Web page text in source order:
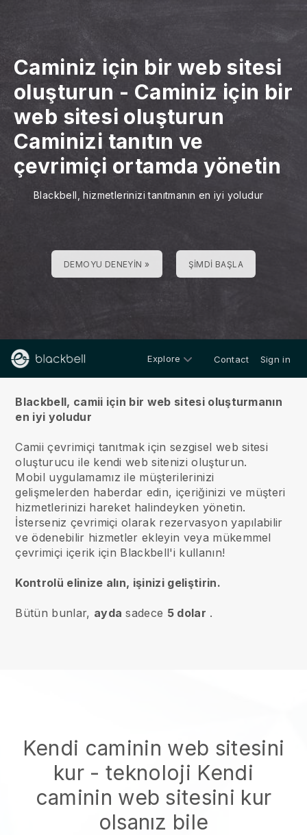
Caminiz için bir web sitesi
oluşturun - Caminiz için bir
web sitesi oluşturun
Caminizi tanıtın ve
çevrimiçi ortamda yönetin
Blackbell, hizmetlerinizi tanıtmanın en iyi yoludur
DEMOYU DENEYIN » ŞIMDI BAŞLA
Explore Contact Sign in
Blackbell, camii için bir web sitesi oluşturmanın
en iyi yoludur
Camii çevrimiçi tanıtmak için sezgisel web sitesi
oluşturucu ile kendi web sitenizi oluşturun.
Mobil uygulamamız ile müşterilerinizi
gelişmelerden haberdar edin, içeriğinizi ve müşteri
hizmetlerinizi hareket halindeyken yönetin.
İsterseniz çevrimiçi olarak rezervasyon yapılabilir
ve ödenebilir hizmetler ekleyin veya mükemmel
çevrimiçi içerik için Blackbell'i kullanın!
Kontrolü elinize alın, işinizi geliştirin.
Bütün bunlar, ayda sadece 5 dolar .
Kendi caminin web sitesini
kur - teknoloji Kendi
caminin web sitesini kur
olsanız bile